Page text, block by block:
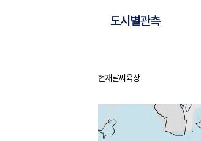
도시별관측
홈
현재날씨 육상